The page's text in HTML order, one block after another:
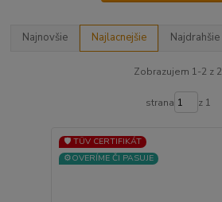
Najnovšie Najlacnejšie Najdrahšie
Zobrazujem 1-2 z 2
strana z 1
🛡️ TÜV CERTIFIKÁT
⚙️OVERÍME ČI PASUJE